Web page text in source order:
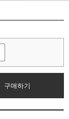
구매하기